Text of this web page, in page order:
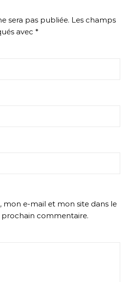
sera pas publiée. Les champs
avec *
mon e-mail et mon site dans le
commentaire.